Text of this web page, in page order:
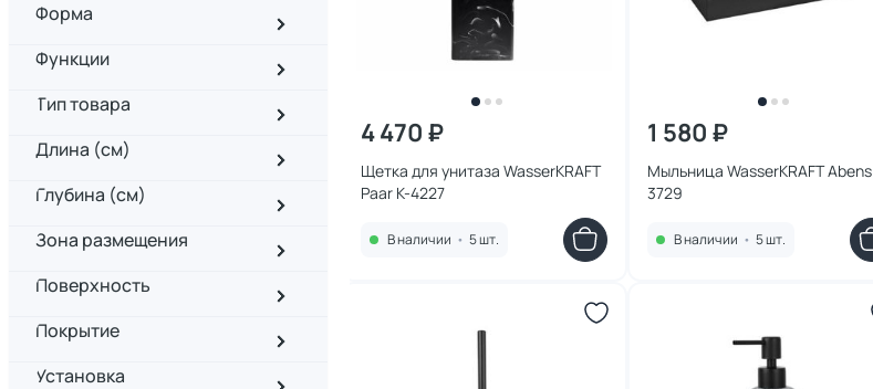
Форма
Функции
Тип товара
Длина (см)
Глубина (см)
Зона размещения
Поверхность
Покрытие
Установка
4 470 ₽
Щетка для унитаза WasserKRAFT
Paar K-4227
В наличии • 5 шт.
1 580 ₽
Мыльница WasserKRAFT Abens K-
3729
В наличии • 5 шт.